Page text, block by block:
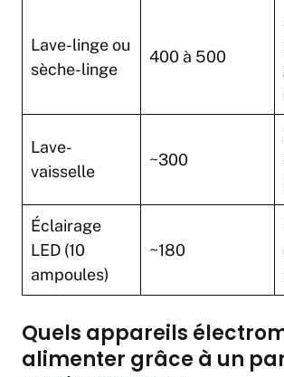
Lave-linge ou
sèche-linge
400 à 500
Lave-
vaisselle
~300
Éclairage
LED (10
ampoules)
~180
Quels appareils
alimenter grâce à un